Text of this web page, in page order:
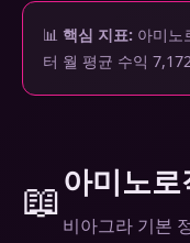
📊 핵심 지표: 아미노
터 월 평균 수익
📖아미노
비아그라 기본